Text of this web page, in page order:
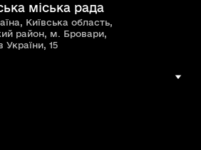
міська рада
Київська область,
район, м. Бровари,
України, 15